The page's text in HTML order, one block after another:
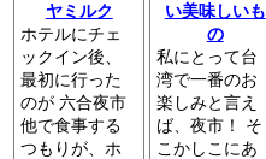
ヤミルク
ホテルにチェ
ックイン後、
最初に行った
のが 六合夜市
他で食事する
つもりが、ホ
い美味しいも
の
私にとって台
湾で一番のお
楽しみと言え
ば、夜市！ そ
こかしこにあ